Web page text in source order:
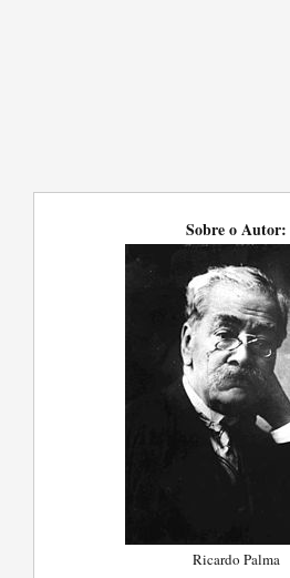
Sobre o Autor:
Ricardo Palma